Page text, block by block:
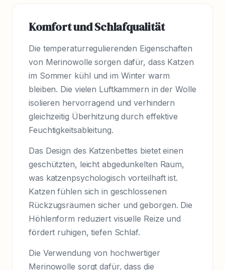
Komfort und Schlafqualität
Die temperaturregulierenden Eigenschaften
von Merinowolle sorgen dafür, dass Katzen
im Sommer kühl und im Winter warm
bleiben. Die vielen Luftkammern in der Wolle
isolieren hervorragend und verhindern
gleichzeitig Überhitzung durch effektive
Feuchtigkeitsableitung.
Das Design des Katzenbettes bietet einen
geschützten, leicht abgedunkelten Raum,
was katzenpsychologisch vorteilhaft ist.
Katzen fühlen sich in geschlossenen
Rückzugsräumen sicher und geborgen. Die
Höhlenform reduziert visuelle Reize und
fördert ruhigen, tiefen Schlaf.
Die Verwendung von hochwertiger
Merinowolle sorgt dafür, dass die